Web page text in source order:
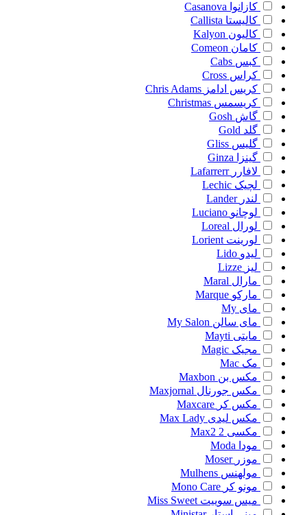
کازانوا Casanova
کالیستا Callista
کالیون Kalyon
کامان Comeon
کبس Cabs
کراس Cross
کریس ادامز Chris Adams
کریسمس Christmas
گاش Gosh
گلد Gold
گلیس Gliss
گینزا
Ginza
لافارر Lafarrerr
لچیک Lechic
لندر Lander
لوچانو Luciano
لورال Loreal
لورینت Lorient
لیدو Lido
لیز Lizze
مارال Maral
مارکو Marque
مای My
مای سالن My Salon
مایتی Mayti
مجیک Magic
مک Mac
مکس بن Maxbon
مکس جورنال Maxjornal
مکس کر Maxcare
مکس لیدی Max Lady
مکسی 2
Max2
مودا Moda
موزر Moser
مولهنس Mulhens
مونو کر Mono Care
میس سوییت Miss Sweet